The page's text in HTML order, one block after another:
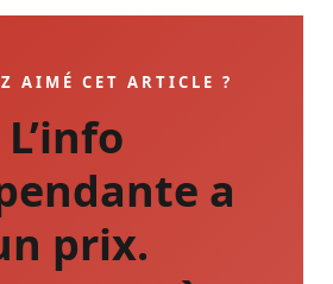
AIMÉ CET ARTICLE ?
L’info
a
prix.